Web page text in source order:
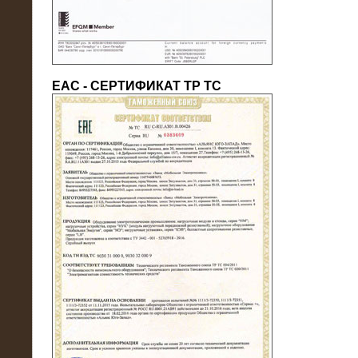
22.05.2016
Нагрузочный модуль в контейнере
10 МВт (0,4 кВ - напряжение)
ЕАС - СЕРТИФИКАТ ТР ТС